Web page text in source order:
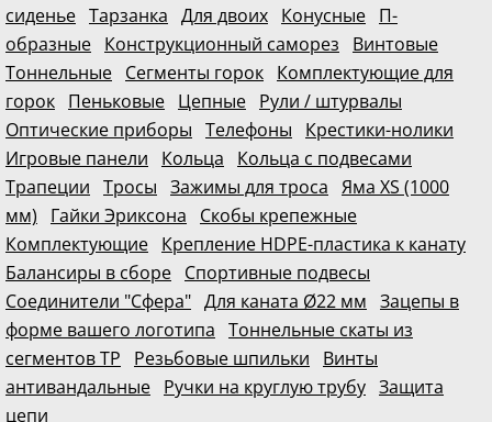
сиденье Тарзанка Для двоих Конусные П-
образные Конструкционный саморез
Винтовые
Тоннельные Сегменты горок Комплектующие для
горок Пеньковые Цепные Рули / штурвалы
Оптические приборы Телефоны
Крестики-нолики
Игровые панели
Кольца
Кольца с подвесами
Трапеции Тросы Зажимы для троса Яма XS (1000
мм)
Гайки Эриксона
Скобы крепежные
Комплектующие Крепление HDPE-пластика к канату
Балансиры в сборе Спортивные подвесы
Соединители "Сфера" Для каната Ø22 мм Зацепы в
форме вашего логотипа Тоннельные скаты из
сегментов ТР
Резьбовые шпильки
Винты
антивандальные Ручки на круглую трубу Защита
цепи